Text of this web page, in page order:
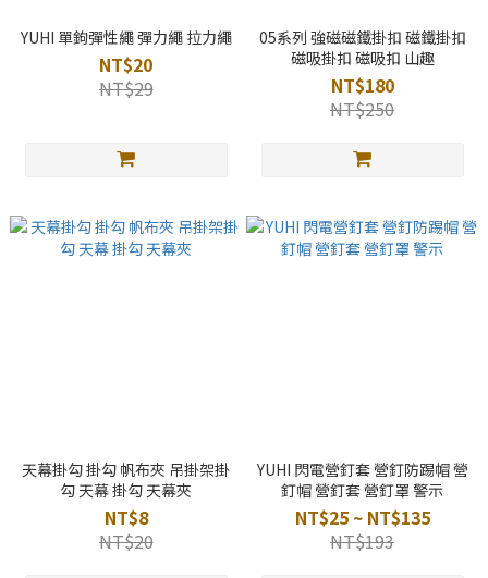
YUHI 單鉤彈性繩 彈力繩 拉力繩
NT$20
NT$29
05系列 強磁磁鐵掛扣 磁鐵掛扣
磁吸掛扣 磁吸扣 山趣
NT$180
NT$250
天幕掛勾 掛勾 帆布夾 吊掛架掛
勾 天幕 掛勾 天幕夾
NT$8
NT$20
YUHI 閃電營釘套 營釘防踢帽 營
釘帽 營釘套 營釘罩 警示
NT$25 ~ NT$135
NT$193